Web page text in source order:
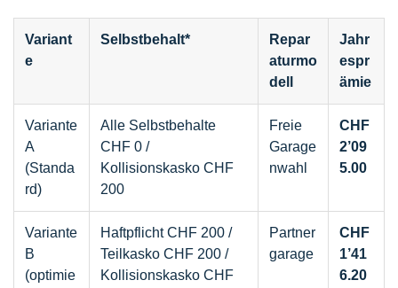
Variant
e
Selbstbehalt*
Repar
aturmo
dell
Jahr
espr
ämie
Variante
A
(Standa
rd)
Alle Selbstbehalte
CHF 0 /
Kollisionskasko CHF
200
Freie
Garage
nwahl
CHF
2’09
5.00
Variante
B
(optimie
Haftpflicht CHF 200 /
Teilkasko CHF 200 /
Kollisionskasko CHF
Partner
garage
CHF
1’41
6.20